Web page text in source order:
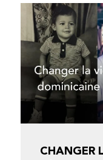
CHANGER